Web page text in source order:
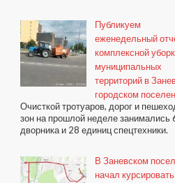
Публикуем
еженедельный
комплексной
муниципальных
территорий в
городском
Очисткой тротуаров, дорог и
зон на прошлой неделе занимались
дворника и 28 единиц спецтехники.
В Заневском
начал курсировать